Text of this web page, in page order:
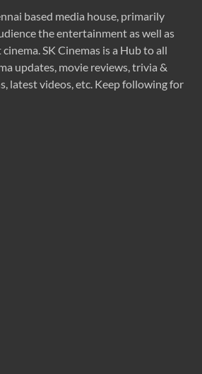
based media house, primarily
the entertainment as well as
SK Cinemas is a Hub to all
updates, movie reviews, trivia &
latest videos, etc. Keep following for